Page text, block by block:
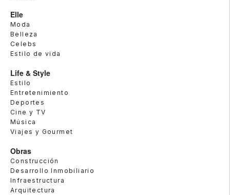
Elle
Moda
Belleza
Celebs
Estilo de vida
Life & Style
Estilo
Entretenimiento
Deportes
Cine y TV
Música
Viajes y Gourmet
Obras
Construcción
Desarrollo Inmobiliario
Infraestructura
Arquitectura